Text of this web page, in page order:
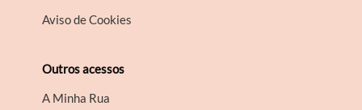
Aviso de Cookies
Outros acessos
A Minha Rua